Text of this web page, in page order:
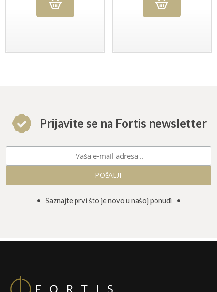
Prijavite se na Fortis newsletter
• Saznajte prvi što je novo u našoj ponudi •